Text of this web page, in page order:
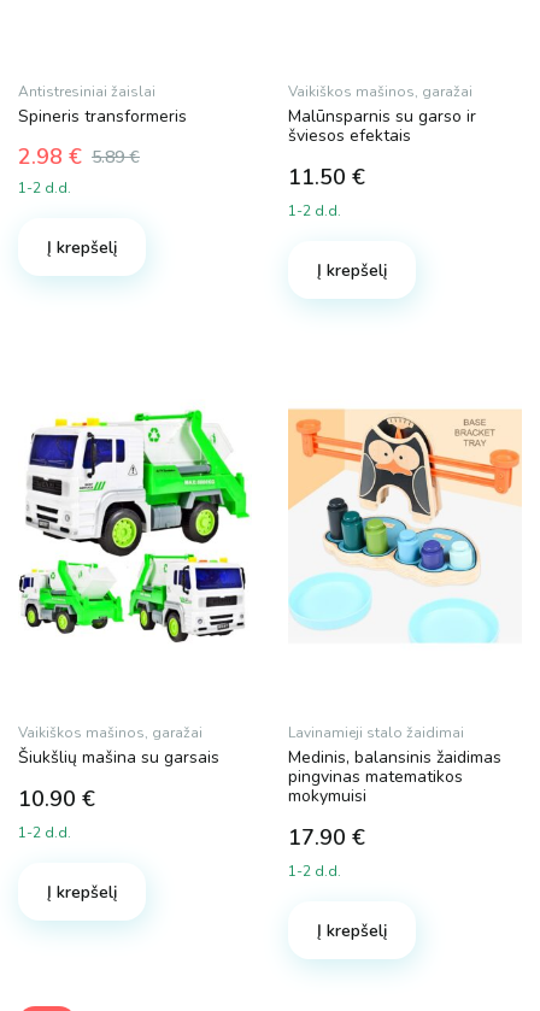
Antistresiniai žaislai
Spineris transformeris
5.89€
Original
price
5.89 €.
2.98 €
Current
price
2.98 €.
1-2 d.d.
Į krepšelį
Vaikiškos mašinos, garažai
Malūnsparnis su garso ir
šviesos efektais
11.50 €
1-2 d.d.
Į krepšelį
Vaikiškos mašinos, garažai
Šiukšlių mašina su garsais
10.90 €
1-2 d.d.
Į krepšelį
Lavinamieji stalo žaidimai
Medinis, balansinis žaidimas
pingvinas matematikos
mokymuisi
17.90 €
1-2 d.d.
Į krepšelį